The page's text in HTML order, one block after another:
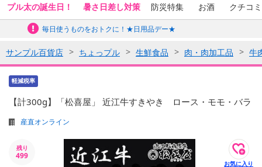
プル太の誕生日！ 暑さ日差し対策 防災特集 お酒 クチコ
毎日使うものをおトクに！★日用品デー★
サンプル百貨店 ちょっプル 生鮮食品 肉・肉加工品 牛
軽減税率
【計300g】「松喜屋」 近江牛すきやき ロース・モモ・バラ
産直オンライン
残り
499